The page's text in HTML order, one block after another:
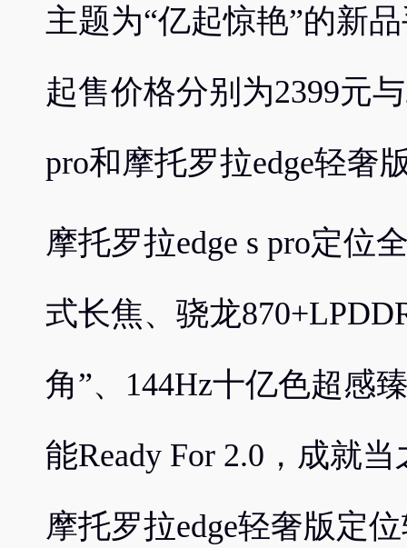
主题为“亿起惊艳”的新
起售价格分别为2399元
pro和摩托罗拉edge轻奢
摩托罗拉edge s pro定位
式长焦、骁龙
角”、144Hz十亿色超感
能Ready For 2.0，成就
摩托罗拉edge轻奢版定